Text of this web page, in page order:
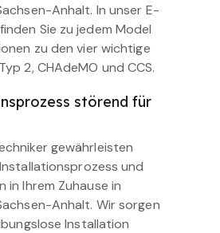
Anhalt. In unser E-
Sie zu jedem Model
zu den vier wichtige
2, CHAdeMO und CCS.
störend für
gewährleisten
und
in Ihrem Zuhause in
Anhalt. Wir sorgen
Installation